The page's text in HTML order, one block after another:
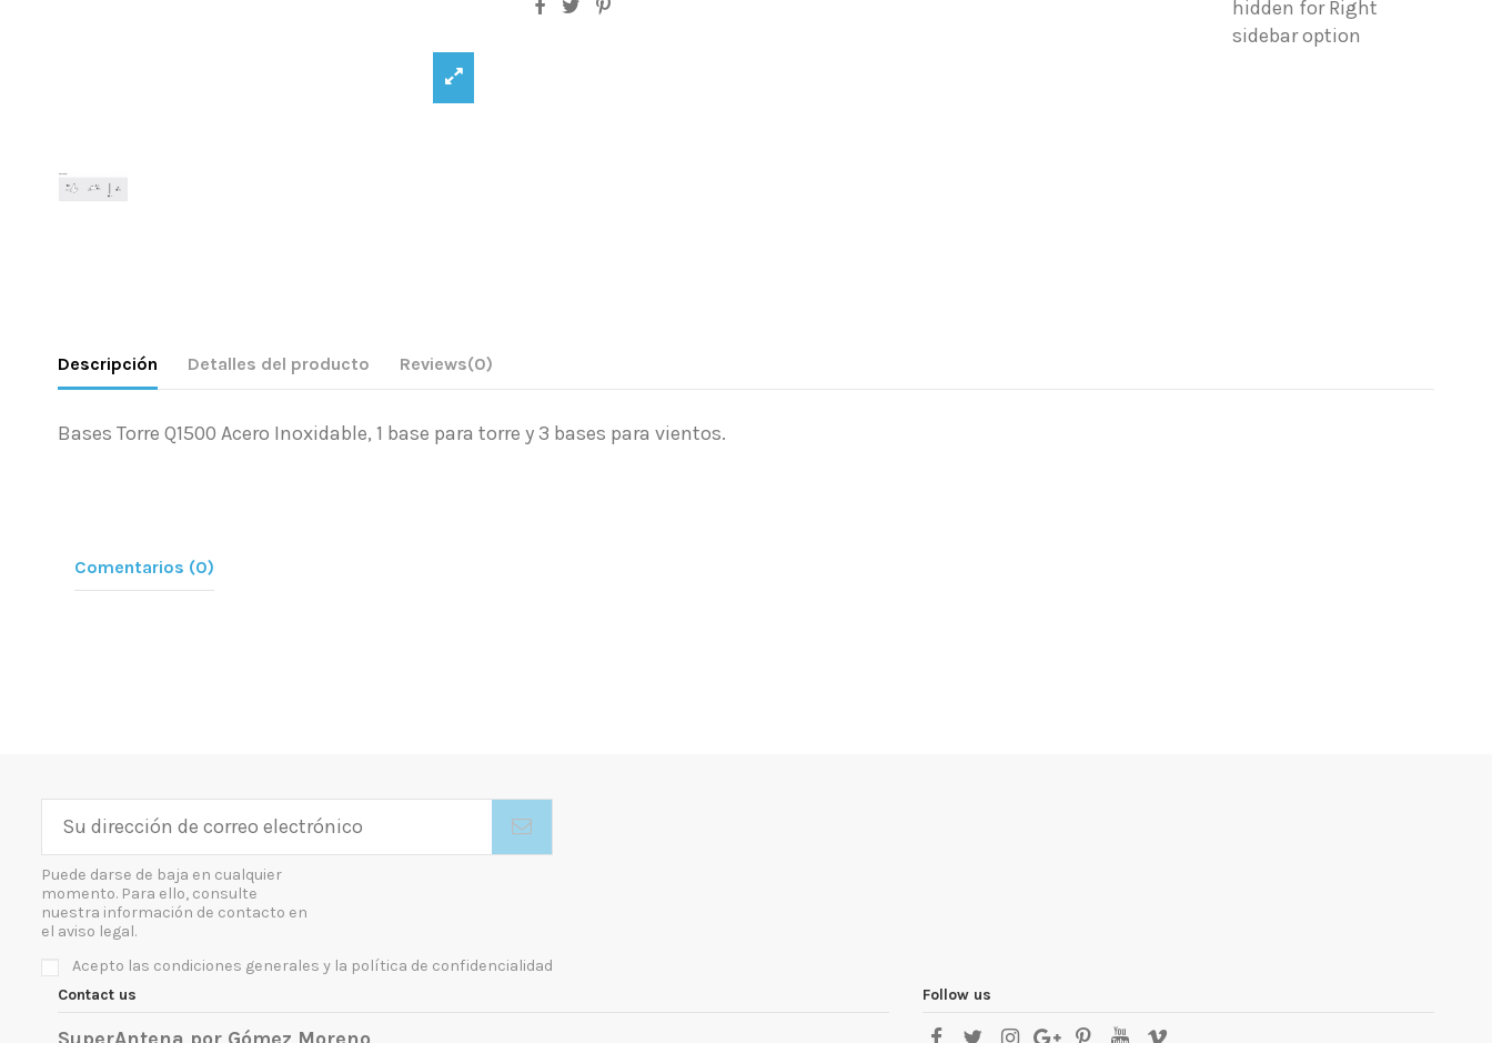
hidden for Right
sidebar option
Descripción Detalles del producto Reviews(0)
Bases Torre Q1500 Acero Inoxidable, 1 base para torre y 3 bases para vientos.
Comentarios (0)
Puede darse de baja en cualquier
momento. Para ello, consulte
nuestra información de contacto en
el aviso legal.
Acepto las condiciones generales y la política de confidencialidad
Contact us
Follow us